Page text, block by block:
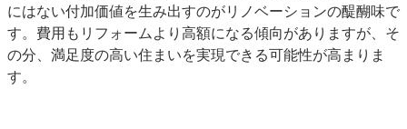
にはない付加価値を生み出すのがリノベーションの醍醐味で
す。費用もリフォームより高額になる傾向がありますが、そ
の分、満足度の高い住まいを実現できる可能性が高まりま
す。